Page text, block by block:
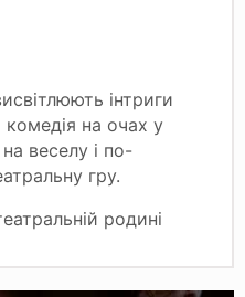
інтриги
на очах у
веселу і по-
гру.
родині